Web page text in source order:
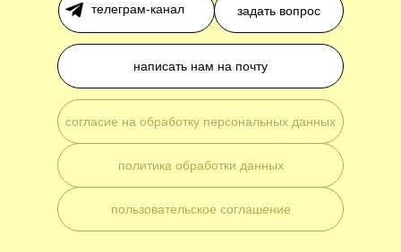
написать нам на почту
политика обработки данных
cогласие на обработку персональных данных
пользовательское соглашение
задать вопрос
телеграм-канал